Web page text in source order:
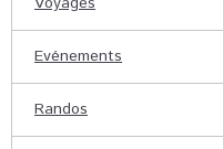
Evénements
Randos